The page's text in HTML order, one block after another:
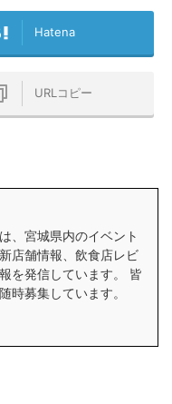
Hatena
URLコピー
、宮城県内のイベント
店舗情報、飲食店レビ
を発信しています。 皆
時募集しています。